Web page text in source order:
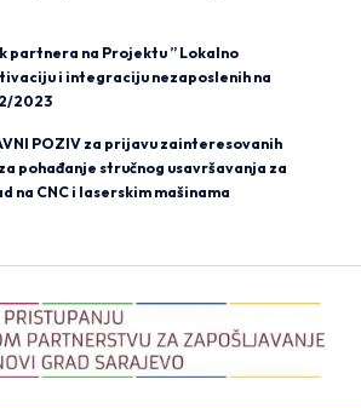
partnera na Projektu ” Lokalno
i integraciju nezaposlenih na
2023
POZIV za prijavu zainteresovanih
pohađanje stručnog usavršavanja za
na CNC i laserskim mašinama